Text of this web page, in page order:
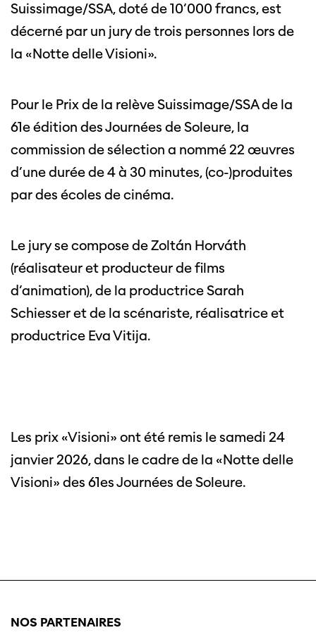
Suissimage/SSA, doté de 10’000 francs, est
décerné par un jury de trois personnes lors de
la «Notte delle Visioni».
Pour le Prix de la relève Suissimage/SSA de la
61e édition des Journées de Soleure, la
commission de sélection a nommé 22 œuvres
d’une durée de 4 à 30 minutes, (co-)produites
par des écoles de cinéma.
Le jury se compose de Zoltán Horváth
(réalisateur et producteur de films
d’animation), de la productrice Sarah
Schiesser et de la scénariste, réalisatrice et
productrice Eva Vitija.
Les prix «Visioni» ont été remis le samedi 24
janvier 2026, dans le cadre de la «Notte delle
Visioni» des 61es Journées de Soleure.
NOS PARTENAIRES